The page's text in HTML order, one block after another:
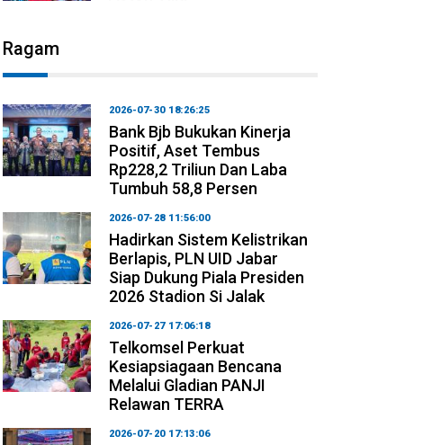
Ragam
2026-07-30 18:26:25
Bank Bjb Bukukan Kinerja
Positif, Aset Tembus
Rp228,2 Triliun Dan Laba
Tumbuh 58,8 Persen
2026-07-28 11:56:00
Hadirkan Sistem Kelistrikan
Berlapis, PLN UID Jabar
Siap Dukung Piala Presiden
2026 Stadion Si Jalak
2026-07-27 17:06:18
Telkomsel Perkuat
Kesiapsiagaan Bencana
Melalui Gladian PANJI
Relawan TERRA
2026-07-20 17:13:06